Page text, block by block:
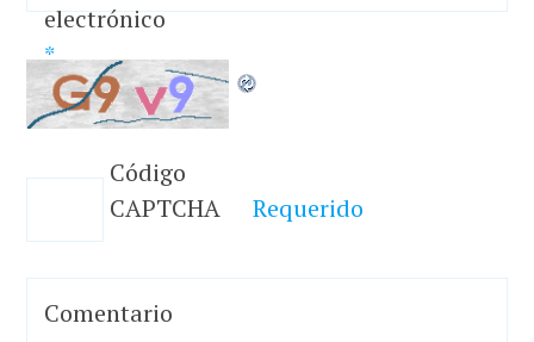
electrónico
*
Código
CAPTCHA
Requerido
Comentario